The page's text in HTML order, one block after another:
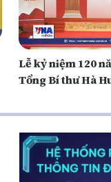
Lễ kỷ niệm 120
Tổng Bí thư Hà